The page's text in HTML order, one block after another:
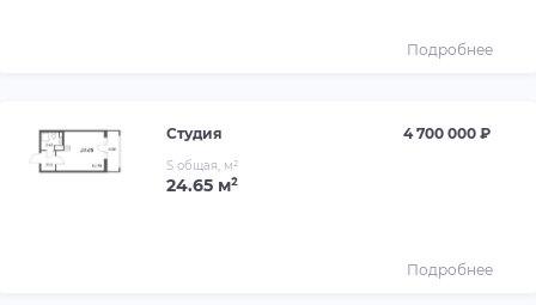
Подробнее
Студия 4 700 000 ₽
S общая, м²
24.65 м²
Подробнее